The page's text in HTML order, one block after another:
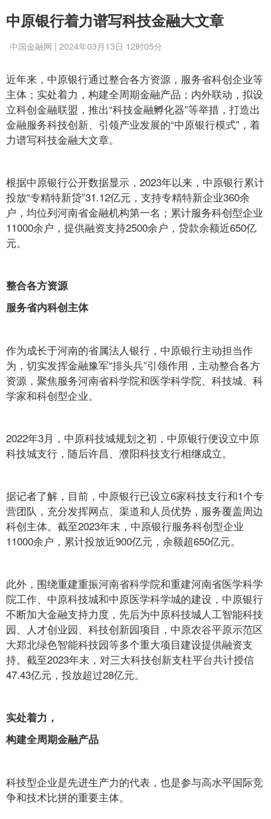
中原银行着力谱写科技金融大文章
中国金融网 | 2024年03月13日 12时05分
近年来，中原银行通过整合各方资源，服务省科创企业等
主体；实处着力，构建全周期金融产品；内外联动，拟设
立科创金融联盟，推出“科技金融孵化器”等举措，打造出
金融服务科技创新、引领产业发展的“中原银行模式”，着
力谱写科技金融大文章。
根据中原银行公开数据显示，2023年以来，中原银行累计
投放“专精特新贷”31.12亿元，支持专精特新企业360余
户，均位列河南省金融机构第一名；累计服务科创型企业
11000余户，提供融资支持2500余户，贷款余额近650亿
元。
整合各方资源
服务省内科创主体
作为成长于河南的省属法人银行，中原银行主动担当作
为，切实发挥金融豫军“排头兵”引领作用，主动整合各方
资源，聚焦服务河南省科学院和医学科学院、科技城、科
学家和科创型企业。
2022年3月，中原科技城规划之初，中原银行便设立中原
科技城支行，随后许昌、濮阳科技支行相继成立。
据记者了解，目前，中原银行已设立6家科技支行和1个专
营团队，充分发挥网点、渠道和人员优势，服务覆盖周边
科创主体。截至2023年末，中原银行服务科创型企业
11000余户，累计投放近900亿元，余额超650亿元。
此外，围绕重建重振河南省科学院和重建河南省医学科学
院工作、中原科技城和中原医学科学城的建设，中原银行
不断加大金融支持力度，先后为中原科技城人工智能科技
园、人才创业园、科技创新园项目，中原农谷平原示范区
大郑北绿色智能科技园等多个重大项目建设提供融资支
持。截至2023年末，对三大科技创新支柱平台共计授信
47.43亿元，投放超过28亿元。
实处着力，
构建全周期金融产品
科技型企业是先进生产力的代表，也是参与高水平国际竞
争和技术比拼的重要主体。